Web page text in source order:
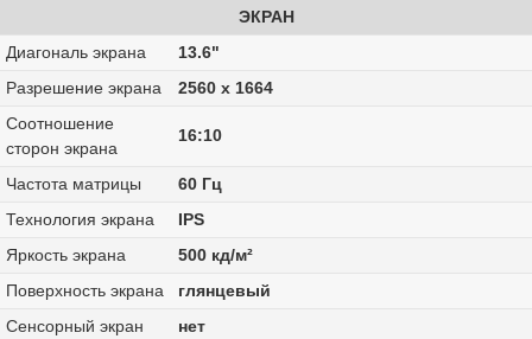
ЭКРАН
Диагональ экрана
13.6"
Разрешение экрана
2560 x 1664
Соотношение
сторон экрана
16:10
Частота матрицы
60 Гц
Технология экрана
IPS
Яркость экрана
500 кд/м²
Поверхность экрана
глянцевый
Сенсорный экран
нет